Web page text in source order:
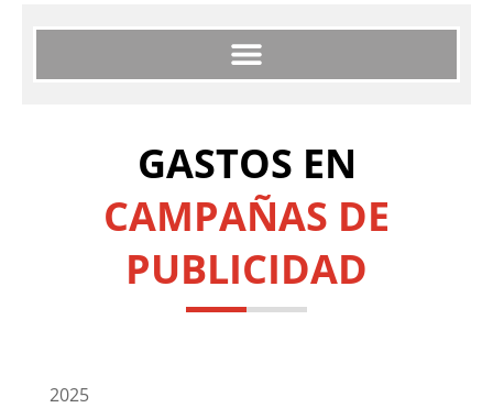
GASTOS EN
CAMPAÑAS DE
PUBLICIDAD
2025